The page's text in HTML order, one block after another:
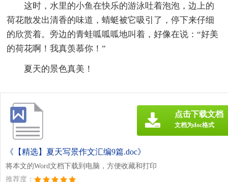
这时，水里的小鱼在快乐的游泳吐着泡泡，边上的
荷花散发出清香的味道，蜻蜓被它吸引了，停下来仔细
的欣赏着。旁边的青蛙呱呱呱地叫着，好像在说：“好美
的荷花啊！我真羡慕你！”
夏天的景色真美！
《【精选】夏天写景作文汇编9篇.doc》
将本文的Word文档下载到电脑，方便收藏和打印
推荐度：
点击下载文档
文档为doc格式